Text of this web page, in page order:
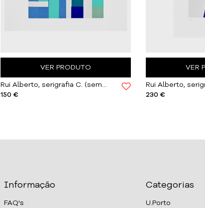
VER PRODUTO
Rui Alberto, serigrafia C. (sem título) | Sem Moldura
150 €
VER
230 €
Informação
FAQ's
Categorias
U.Porto